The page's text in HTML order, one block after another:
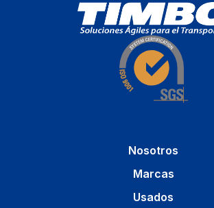
Nosotros
Marcas
Usados